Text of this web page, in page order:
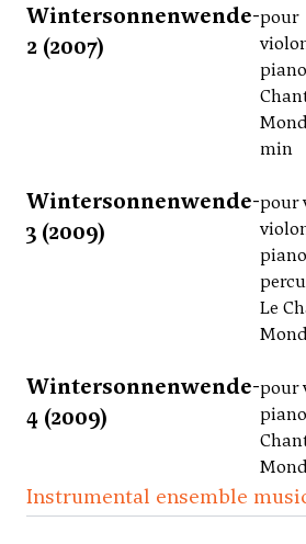
Wintersonnenwende-
2 (2007)
pour
min
Wintersonnenwende-
3 (2009)
pour
Le
Wintersonnenwende-
4 (2009)
pour
Instrumental ensemble